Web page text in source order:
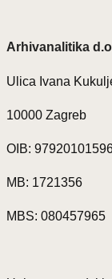
Arhivanalitika
Ulica Ivana
10000 Zagreb
OIB:
MB: 1721356
MBS: 080457965